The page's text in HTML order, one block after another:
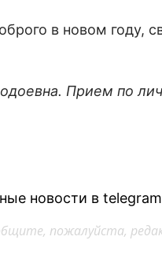
в новом году,
Прием по
новости в
пожалуйста,